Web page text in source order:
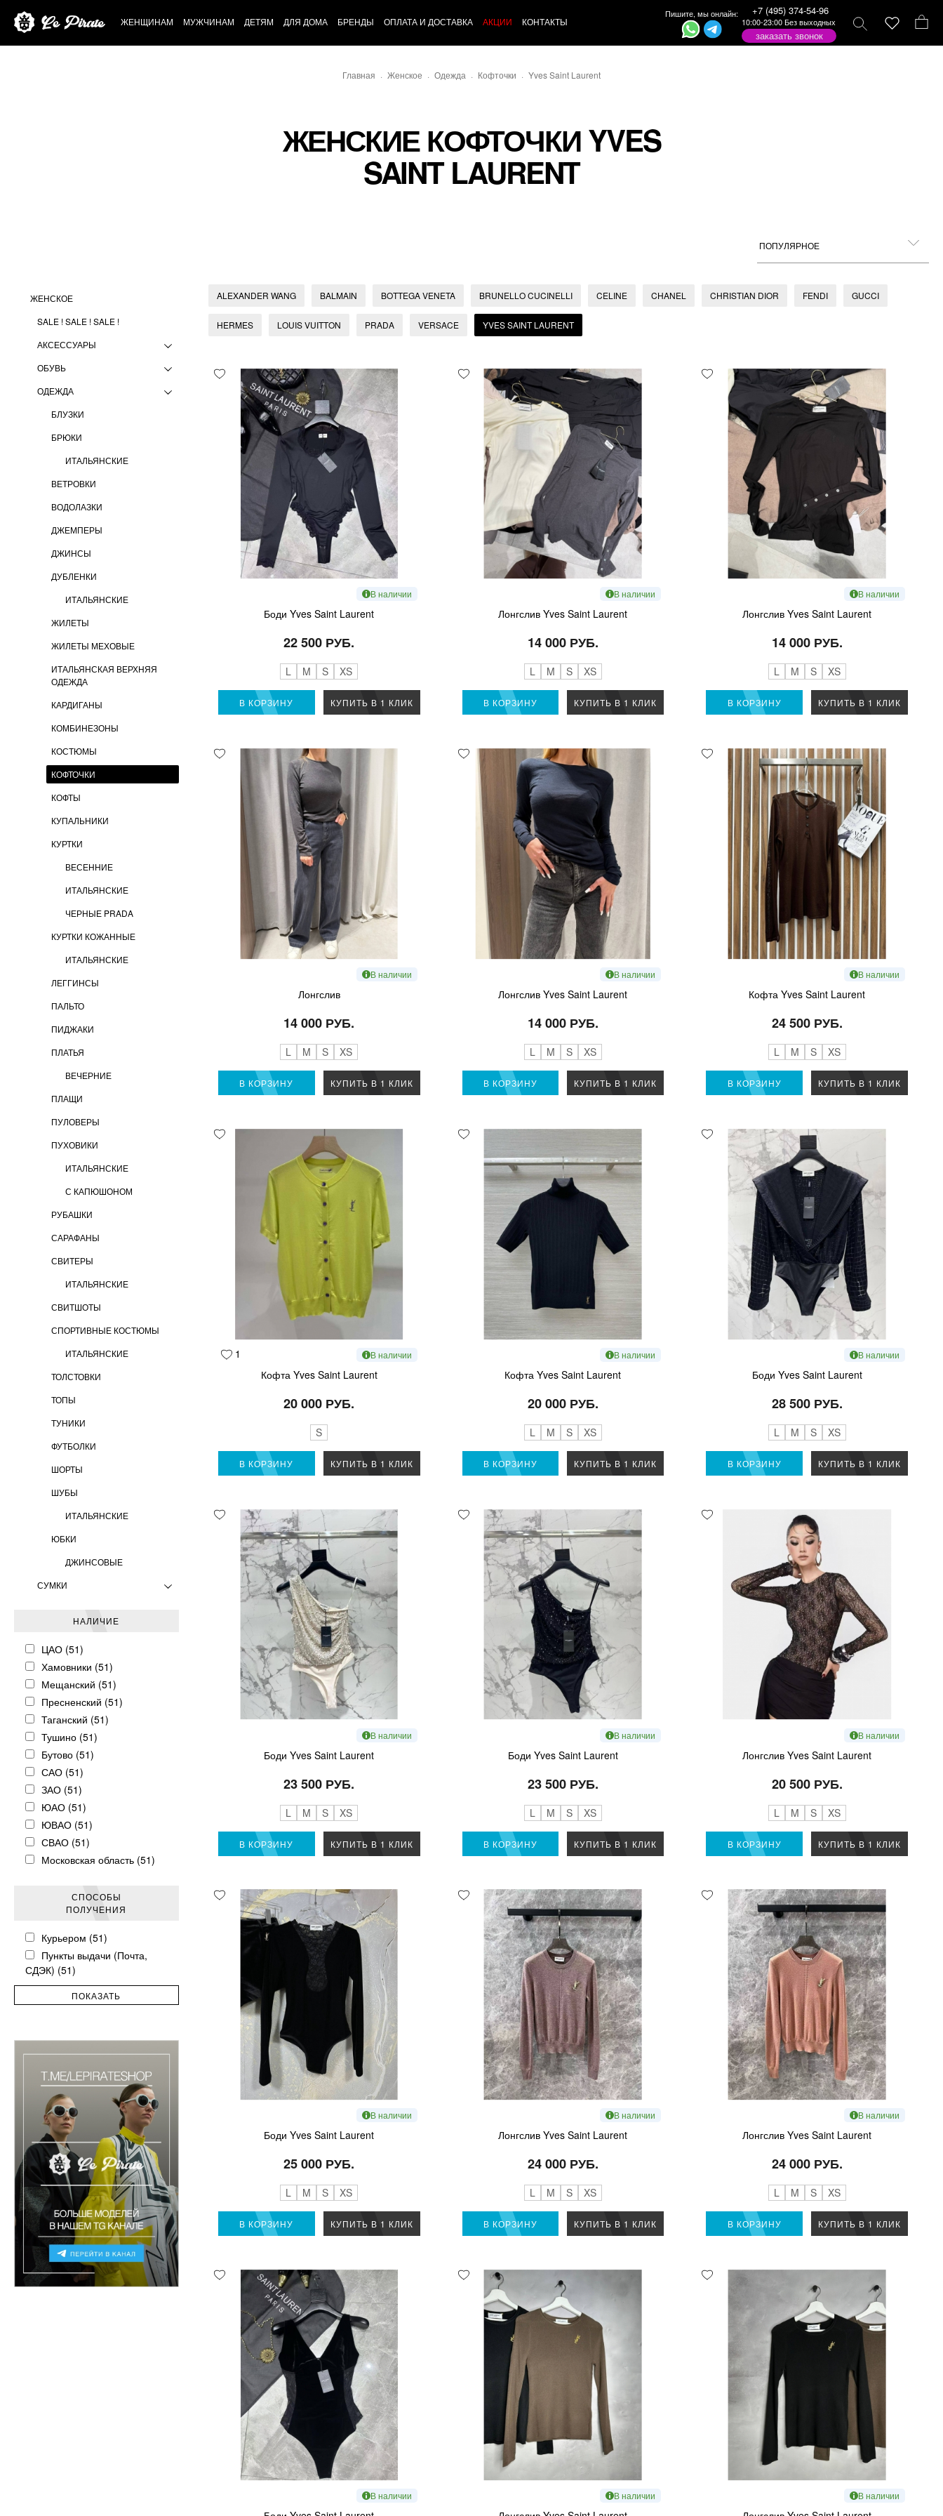
ЖЕНЩИНАМ МУЖЧИНАМ ДЕТЯМ ДЛЯ ДОМА БРЕНДЫ ОПЛАТА И ДОСТАВКА АКЦИИ КОНТАКТЫ
Пишите, мы онлайн: +7 (495) 374-54-96
10:00-23:00 Без выходных
заказать звонок
Главная Женское Одежда Кофточки Yves Saint Laurent
ЖЕНСКИЕ КОФТОЧКИ YVES
SAINT LAURENT
ЖЕНСКОЕ
SALE ! SALE ! SALE !
АКСЕССУАРЫ
ОБУВЬ
ОДЕЖДА
БЛУЗКИ
БРЮКИ
ИТАЛЬЯНСКИЕ
ВЕТРОВКИ
ВОДОЛАЗКИ
ДЖЕМПЕРЫ
ДЖИНСЫ
ДУБЛЕНКИ
ИТАЛЬЯНСКИЕ
ЖИЛЕТЫ
ЖИЛЕТЫ МЕХОВЫЕ
ИТАЛЬЯНСКАЯ ВЕРХНЯЯ
ОДЕЖДА
КАРДИГАНЫ
КОМБИНЕЗОНЫ
КОСТЮМЫ
КОФТОЧКИ
КОФТЫ
КУПАЛЬНИКИ
КУРТКИ
ВЕСЕННИЕ
ИТАЛЬЯНСКИЕ
ЧЕРНЫЕ PRADA
КУРТКИ КОЖАННЫЕ
ИТАЛЬЯНСКИЕ
ЛЕГГИНСЫ
ПАЛЬТО
ПИДЖАКИ
ПЛАТЬЯ
ВЕЧЕРНИЕ
ПЛАЩИ
ПУЛОВЕРЫ
ПУХОВИКИ
ИТАЛЬЯНСКИЕ
С КАПЮШОНОМ
РУБАШКИ
САРАФАНЫ
СВИТЕРЫ
ИТАЛЬЯНСКИЕ
СВИТШОТЫ
СПОРТИВНЫЕ КОСТЮМЫ
ИТАЛЬЯНСКИЕ
ТОЛСТОВКИ
ТОПЫ
ТУНИКИ
ФУТБОЛКИ
ШОРТЫ
ШУБЫ
ИТАЛЬЯНСКИЕ
ЮБКИ
ДЖИНСОВЫЕ
СУМКИ
НАЛИЧИЕ
ЦАО (51)
Хамовники (51)
Мещанский (51)
Пресненский (51)
Таганский (51)
Тушино (51)
Бутово (51)
САО (51)
ЗАО (51)
ЮАО (51)
ЮВАО (51)
СВАО (51)
Московская область (51)
СПОСОБЫ
ПОЛУЧЕНИЯ
Курьером (51)
Пункты выдачи (Почта,
СДЭК) (51)
ALEXANDER WANG BALMAIN BOTTEGA VENETA BRUNELLO CUCINELLI CELINE CHANEL CHRISTIAN DIOR FENDI GUCCI
HERMES LOUIS VUITTON PRADA VERSACE YVES SAINT LAURENT
В наличии
Боди Yves Saint Laurent
22 500 РУБ.
L M S XS
В КОРЗИНУ КУПИТЬ В 1 КЛИК
В наличии
Лонгслив Yves Saint Laurent
14 000 РУБ.
L M S XS
В КОРЗИНУ КУПИТЬ В 1 КЛИК
В наличии
Лонгслив Yves Saint Laurent
14 000 РУБ.
L M S XS
В КОРЗИНУ КУПИТЬ В 1 КЛИК
В наличии
Лонгслив
14 000 РУБ.
L M S XS
В КОРЗИНУ КУПИТЬ В 1 КЛИК
В наличии
Лонгслив Yves Saint Laurent
14 000 РУБ.
L M S XS
В КОРЗИНУ КУПИТЬ В 1 КЛИК
В наличии
Кофта Yves Saint Laurent
24 500 РУБ.
L M S XS
В КОРЗИНУ КУПИТЬ В 1 КЛИК
1 В наличии
Кофта Yves Saint Laurent
20 000 РУБ.
S
В КОРЗИНУ КУПИТЬ В 1 КЛИК
В наличии
Кофта Yves Saint Laurent
20 000 РУБ.
L M S XS
В КОРЗИНУ КУПИТЬ В 1 КЛИК
В наличии
Боди Yves Saint Laurent
28 500 РУБ.
L M S XS
В КОРЗИНУ КУПИТЬ В 1 КЛИК
В наличии
Боди Yves Saint Laurent
23 500 РУБ.
L M S XS
В КОРЗИНУ КУПИТЬ В 1 КЛИК
В наличии
Боди Yves Saint Laurent
23 500 РУБ.
L M S XS
В КОРЗИНУ КУПИТЬ В 1 КЛИК
В наличии
Лонгслив Yves Saint Laurent
20 500 РУБ.
L M S XS
В КОРЗИНУ КУПИТЬ В 1 КЛИК
В наличии
Боди Yves Saint Laurent
25 000 РУБ.
L M S XS
В КОРЗИНУ КУПИТЬ В 1 КЛИК
В наличии
Лонгслив Yves Saint Laurent
24 000 РУБ.
L M S XS
В КОРЗИНУ КУПИТЬ В 1 КЛИК
В наличии
Лонгслив Yves Saint Laurent
24 000 РУБ.
L M S XS
В КОРЗИНУ КУПИТЬ В 1 КЛИК
В наличии В наличии В наличии